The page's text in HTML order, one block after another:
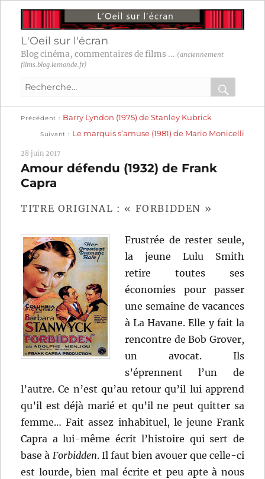
L'Oeil sur l'écran
Blog cinéma, commentaires de films ... (anciennement
films.blog.lemonde.fr)
Recherche
:
OK
Navigation
l’article
Précédent
précédente :
Barry Lyndon (1975) de Stanley Kubrick
Suivant
suivante :
Le marquis s’amuse (1981) de Mario Monicelli
28 juin 2017
Amour défendu (1932) de Frank
Capra
TITRE ORIGINAL : « FORBIDDEN »
Frustrée de rester seule,
la jeune Lulu Smith
retire toutes ses
économies pour passer
une semaine de vacances
à La Havane. Elle y fait la
rencontre de Bob Grover,
un avocat. Ils
s’éprennent l’un de
l’autre. Ce n’est qu’au retour qu’il lui apprend
qu’il est déjà marié et qu’il ne peut quitter sa
femme… Fait assez inhabituel, le jeune Frank
Capra a lui-même écrit l’histoire qui sert de
base à Forbidden. Il faut bien avouer que celle-ci
est lourde, bien mal écrite et peu apte à nous